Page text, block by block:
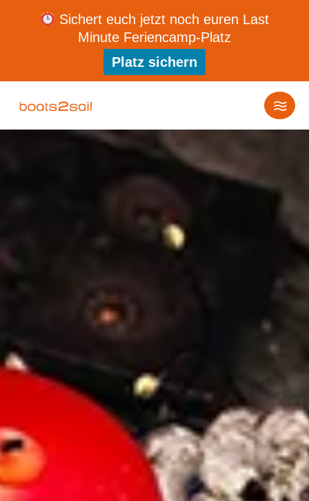
Sichert euch jetzt noch euren Last
Minute Feriencamp-Platz
Platz sichern